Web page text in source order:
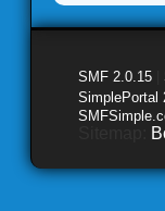
SMF 2.0.15
SimplePortal